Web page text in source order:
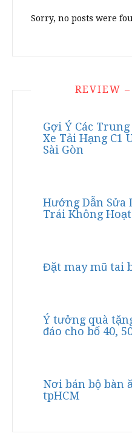
Sorry, no posts were
REVIEW
Gợi Ý Các
Xe Tải Hạng C1
Sài Gòn
Hướng Dẫn Sửa
Trái Không
Đặt may mũ tai
Ý tưởng quà
đáo cho bố 40,
Nơi bán bộ bàn
tpHCM